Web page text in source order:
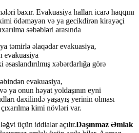
baxır. Evakuasiya halları icarə haqqını
ödəməyən və ya gecikdirən kirayəçi
səbəbləri arasında
təmirlə əlaqədar evakuasiya,
evakuasiya
xəbərdarlığa görə
evakuasiya,
ya onun həyat yoldaşının eyni
daxilində yaşayış yerinin olması
kimi növləri var.
üçün iddialar açılır.Daşınmaz Əmlak